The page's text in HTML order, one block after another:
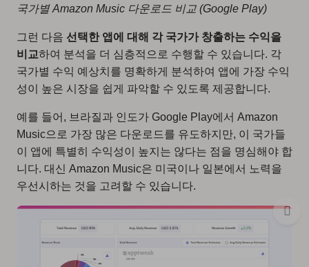
국가별 Amazon Music 다운로드 비교 (Google Play)
그런 다음 선택한 앱에 대해 각 국가가 창출하는 수익을
비교하여 분석을 더 심층적으로 수행할 수 있습니다. 각
국가별 수익 예상치를 명확하게 분석하여 앱에 가장 수익
성이 높은 시장을 쉽게 파악할 수 있도록 제공합니다.
예를 들어, 브라질과 인도가 Google Play에서 Amazon
Music으로 가장 많은 다운로드를 유도하지만, 이 국가들
이 앱에 특별히 수익성이 높지는 않다는 점을 명심해야 합
니다. 대신 Amazon Music은 미국이나 일본에서 노력을
우선시하는 것을 고려할 수 있습니다.